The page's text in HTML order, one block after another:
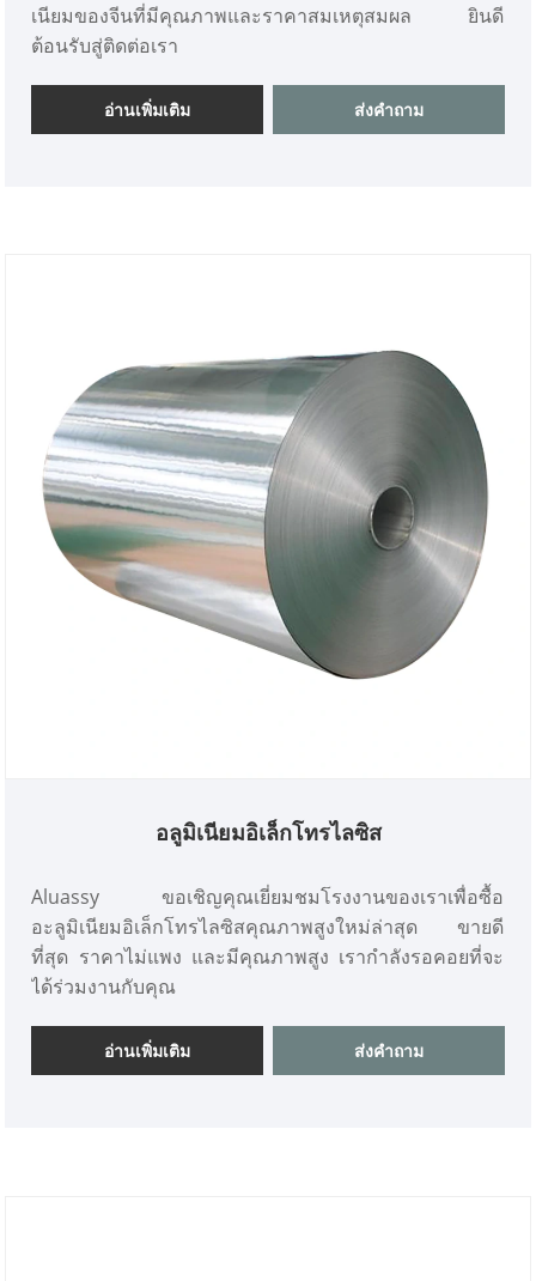
เนียมของจีนที่มีคุณภาพและราคาสมเหตุสมผล ยินดี
ต้อนรับสู่ติดต่อเรา
อ่านเพิ่มเติม ส่งคำถาม
อลูมิเนียมอิเล็กโทรไลซิส
Aluassy ขอเชิญคุณเยี่ยมชมโรงงานของเราเพื่อซื้อ
อะลูมิเนียมอิเล็กโทรไลซิสคุณภาพสูงใหม่ล่าสุด ขายดี
ที่สุด ราคาไม่แพง และมีคุณภาพสูง เรากำลังรอคอยที่จะ
ได้ร่วมงานกับคุณ
อ่านเพิ่มเติม ส่งคำถาม